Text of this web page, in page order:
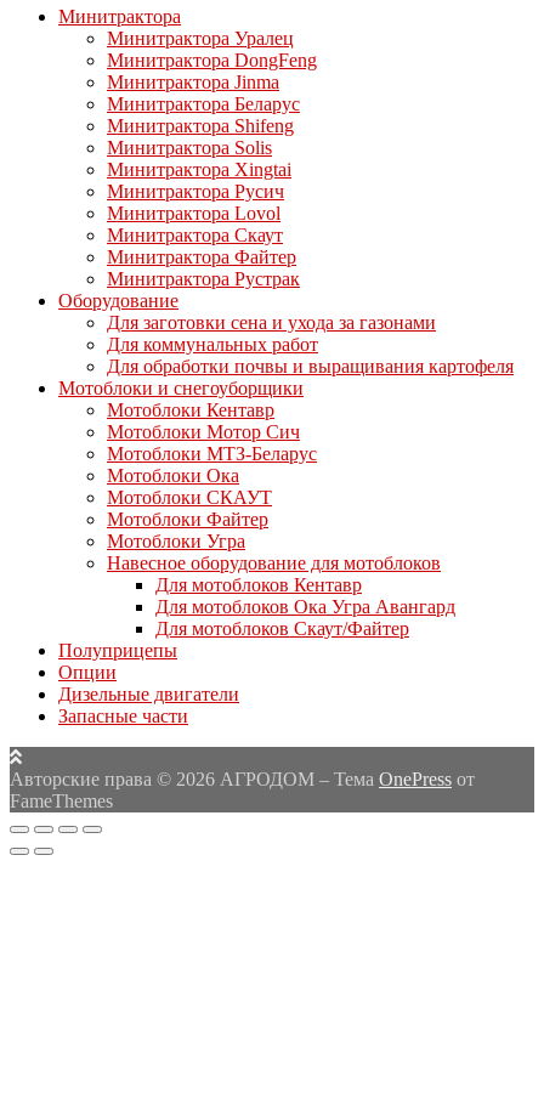
Минитрактора
Минитрактора Уралец
Минитрактора DongFeng
Минитрактора Jinma
Минитрактора Беларус
Минитрактора Shifeng
Минитрактора Solis
Минитрактора Xingtai
Минитрактора Русич
Минитрактора Lovol
Минитрактора Скаут
Минитрактора Файтер
Минитрактора Рустрак
Оборудование
Для заготовки сена и ухода за газонами
Для коммунальных работ
Для обработки почвы и выращивания картофеля
Мотоблоки и снегоуборщики
Мотоблоки Кентавр
Мотоблоки Мотор Сич
Мотоблоки МТЗ-Беларус
Мотоблоки Ока
Мотоблоки СКАУТ
Мотоблоки Файтер
Мотоблоки Угра
Навесное оборудование для мотоблоков
Для мотоблоков Кентавр
Для мотоблоков Ока Угра Авангард
Для мотоблоков Скаут/Файтер
Полуприцепы
Опции
Дизельные двигатели
Запасные части
Авторские права © 2026 АГРОДОМ – Тема OnePress от
FameThemes